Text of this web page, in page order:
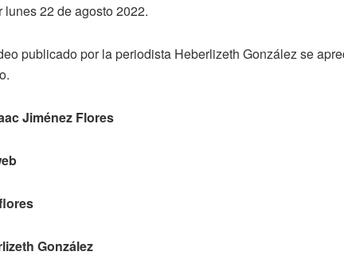
22 de agosto 2022.
publicado por la periodista Heberlizeth González se
Jiménez Flores
González